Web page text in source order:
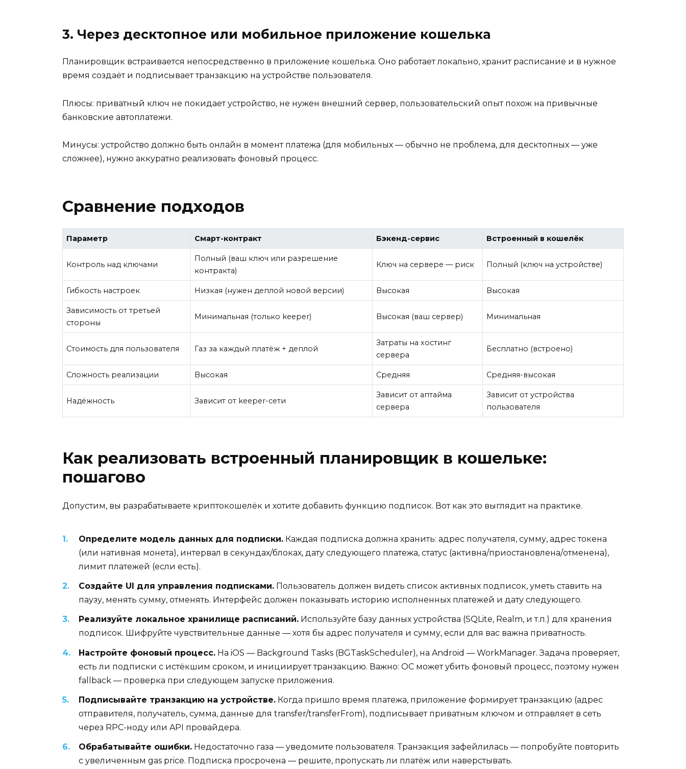
3. Через десктопное или мобильное приложение кошелька
Планировщик встраивается непосредственно в приложение кошелька. Оно работает локально, хранит расписание и в нужное
время создаёт и подписывает транзакцию на устройстве пользователя.
Плюсы: приватный ключ не покидает устройство, не нужен внешний сервер, пользовательский опыт похож на привычные
банковские автоплатежи.
Минусы: устройство должно быть онлайн в момент платежа (для мобильных — обычно не проблема, для десктопных — уже
сложнее), нужно аккуратно реализовать фоновый процесс.
Сравнение подходов
Параметр Смарт-контракт Бэкенд-сервис Встроенный в кошелёк
Контроль над ключами
Полный (ваш ключ или разрешение
контракта)
Ключ на сервере — риск Полный (ключ на устройстве)
Гибкость настроек Низкая (нужен деплой новой версии) Высокая Высокая
Зависимость от третьей
стороны
Минимальная (только keeper) Высокая (ваш сервер) Минимальная
Стоимость для пользователя Газ за каждый платёж + деплой
Затраты на хостинг
сервера
Бесплатно (встроено)
Сложность реализации Высокая Средняя Средняя-высокая
Надёжность Зависит от keeper-сети
Зависит от аптайма
сервера
Зависит от устройства
пользователя
Как реализовать встроенный планировщик в кошельке:
пошагово
Допустим, вы разрабатываете криптокошелёк и хотите добавить функцию подписок. Вот как это выглядит на практике.
Определите модель данных для подписки. Каждая подписка должна хранить: адрес получателя, сумму, адрес токена
(или нативная монета), интервал в секундах/блоках, дату следующего платежа, статус (активна/приостановлена/отменена),
лимит платежей (если есть).
Создайте UI для управления подписками. Пользователь должен видеть список активных подписок, уметь ставить на
паузу, менять сумму, отменять. Интерфейс должен показывать историю исполненных платежей и дату следующего.
Реализуйте локальное хранилище расписаний. Используйте базу данных устройства (SQLite, Realm, и т.п.) для хранения
подписок. Шифруйте чувствительные данные — хотя бы адрес получателя и сумму, если для вас важна приватность.
Настройте фоновый процесс. На iOS — Background Tasks (BGTaskScheduler), на Android — WorkManager. Задача проверяет,
есть ли подписки с истёкшим сроком, и инициирует транзакцию. Важно: ОС может убить фоновый процесс, поэтому нужен
fallback — проверка при следующем запуске приложения.
Подписывайте транзакцию на устройстве. Когда пришло время платежа, приложение формирует транзакцию (адрес
отправителя, получатель, сумма, данные для transfer/transferFrom), подписывает приватным ключом и отправляет в сеть
через RPC-ноду или API провайдера.
Обрабатывайте ошибки. Недостаточно газа — уведомите пользователя. Транзакция зафейлилась — попробуйте повторить
с увеличенным gas price. Подписка просрочена — решите, пропускать ли платёж или наверстывать.